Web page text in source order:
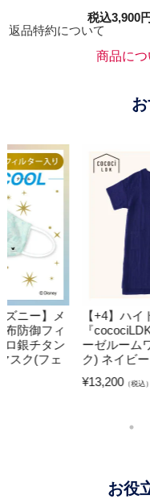
税込3,900
返品特約について
商品に
【+4】ハイドロ銀チタ
『cocociLDK』レディー
ーゼルームワンピース(V
ク) ネイビー
（税込）
お役